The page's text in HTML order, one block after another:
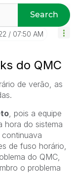
Search
07:50 AM
do QMC
de verão, as
, pois a equipe
hora do sistema
de fuso horário,
do QMC,
o problema